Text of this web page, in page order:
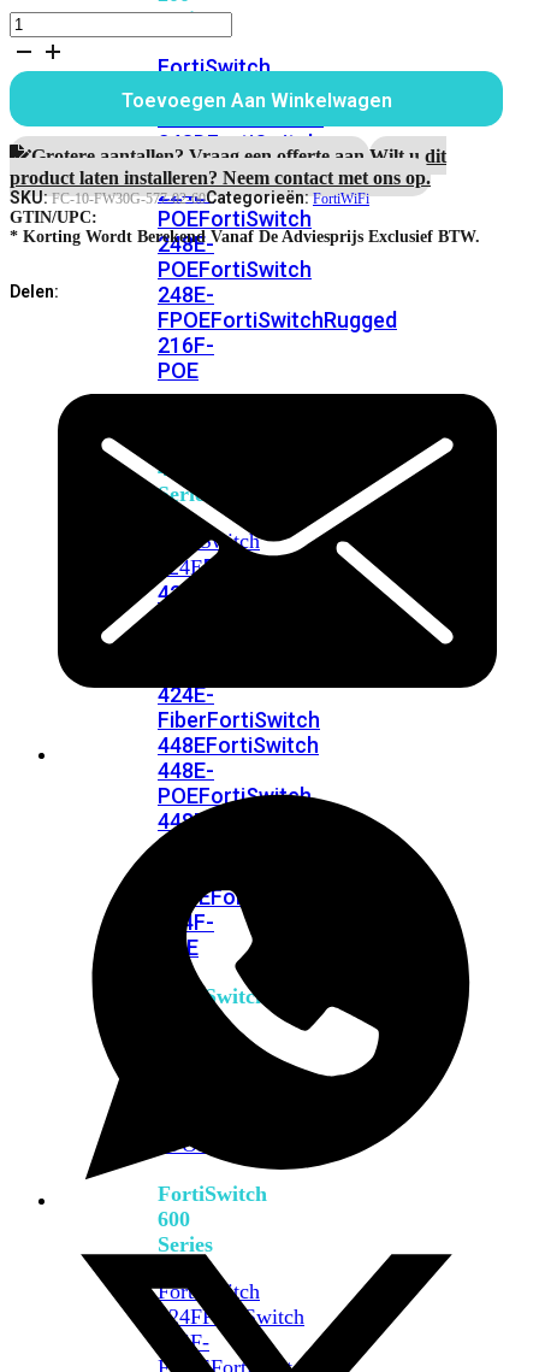
Series
FortiSwitch
224D-
FPOE
248DFortiSwitch
224E
Fortiswitch
224E-
POEFortiSwitch
248E-
POEFortiSwitch
248E-
FPOEFortiSwitchRugged
216F-
POE
400
Series
FortiSwitch
424EFortiSwitch
424E-
424E-
FiberFortiSwitch
448EFortiSwitch
448E-
POEFortiSwitch
448E-
FPOE
FPOEFortiSwitchRugged
424F-
POE
FortiSwitch
FPOE
FortiSwitch
600
Series
FortiSwitch
624FFortiSwitch
624F-
FPOEFortiSwitch
FortiWiFi-
30G
jaar
Inline
Malware
Prevention
Service
aantal
Toevoegen Aan Winkelwagen
Grotere aantallen? Vraag een offerte aan.Wilt u dit
product laten installeren? Neem contact met ons op.
SKU:FC-10-FW30G-577-02-60Categorieën:FortiWiFi
GTIN/UPC:
* Korting Wordt Berekend Vanaf De Adviesprijs Exclusief BTW.
Delen: